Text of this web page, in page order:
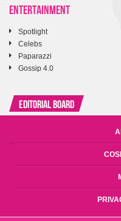
ENTERTAINMENT
Spotlight
Celebs
Paparazzi
Gossip 4.0
Editorial Board